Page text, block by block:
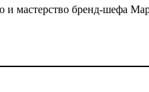
и мастерство бренд-шефа